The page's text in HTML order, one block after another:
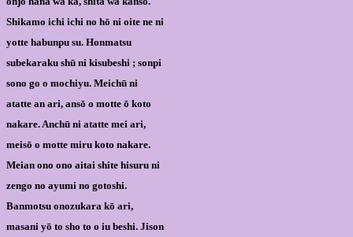
Shikamo ichi ichi no hō ni oite ne ni
yotte habunpu su. Honmatsu
subekaraku shū ni kisubeshi ; sonpi
sono go o mochiyu. Meichū ni
atatte an ari, ansō o motte ō koto
nakare. Anchū ni atatte mei ari,
meisō o motte miru koto nakare.
Meian ono ono aitai shite hisuru ni
zengo no ayumi no gotoshi.
Banmotsu onozukara kō ari,
masani yō to sho to o iu beshi. Jison